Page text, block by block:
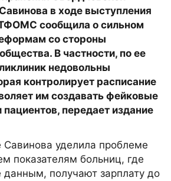
в ходе выступления
сообщила о сильном
со стороны
В частности, по ее
недовольны
контролирует расписание
им создавать фейковые
передает издание
уделила проблеме
показателям больниц, где
данным, получают зарплату до